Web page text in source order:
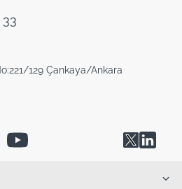
129 Çankaya/Ankara